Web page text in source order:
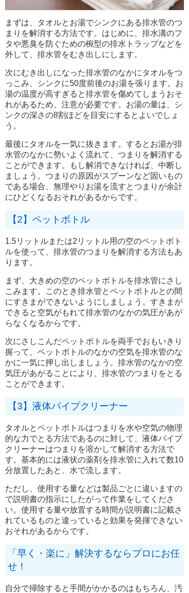
まずは、タオルとお湯でシンクにある排水管のつ
まりを解消する方法です。はじめに、排水溝のフ
タや悪臭を防ぐための椀型の排水トラップなどを
外して、排水管をむき出しにします。
次にむき出しになった排水管のなかにタオルをつ
っこみ、シンクに50度前後のお湯を張ります。お
湯の温度が高すぎると排水管を傷めてしまうおそ
れがあるため、注意が必要です。お湯の量は、シ
ンクの深さの8割ほどを目安にするとよいでしょ
う。
最後にタオルを一気に抜きます。するとお湯が排
水管のなかに勢いよく流れて、つまりを解消する
ことができます。もし解消できなければ、中断し
ましょう。つまりの原因がスプーンなど固いもの
である場合、無理やりお湯を流すとつまりが余計
にひどくなるおそれがあるからです。
【2】ペットボトル
1.5リットルまたは2リットル用の空のペットボト
ルを使って、排水管のつまりを解消する方法もあ
ります。
まず、大きめの空のペットボトルを排水管にさし
こみます。このとき排水管とペットボトルとの間
にすきまができないようにしましょう。すきまが
できると空気がもれて排水管のなかの気圧があが
らなくなるからです。
次にさしこんだペットボトルを両手でおもいきり
握って、ペットボトルのなかの空気を排水管のな
かに一気に押し出しましょう。排水管のなかの空
気圧があがることにより、排水管のつまりをとる
ことができます。
【3】液体パイプクリーナー
タオルとペットボトルはつまりを水や空気の物理
的な力でとる方法であるのに対して、液体パイプ
クリーナーはつまりを溶かして解消する方法で
す。基本的には液状の薬剤を排水管に入れて数10
分放置したあと、水で流します。
ただし、使用する量などは製品ごとに違いますの
で説明書の指示にしたがって作業をしてくださ
い。使用する量や放置する時間が説明書に記載さ
れているものと違っていると効果を発揮できない
おそれがあるからです。
「早く・楽に」解決するならプロにお任
せ！
自分で掃除すると手間がかかるのはもちろん、汚